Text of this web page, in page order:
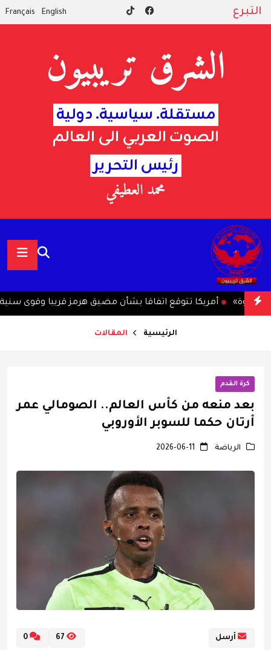
التبرع English
Français
رئيس التحرير
محمد العطيفي
الشرق تريبيون
مستقلة. سياسية. دولية
الصوت العربي الى العالم
أمريكا تتوقع اتفاقا بشأن مضيق هرمز قريبا وقوى سنية
الرئيسية المقالات
كرة القدم
بعد منعه من كأس العالم.. الصومالي عمر
أرتان حكما للسوبر الأوروبي
الرياضة
أرسل